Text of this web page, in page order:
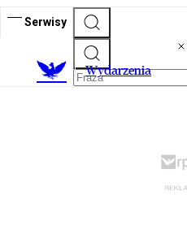
Serwisy
Wydarzenia